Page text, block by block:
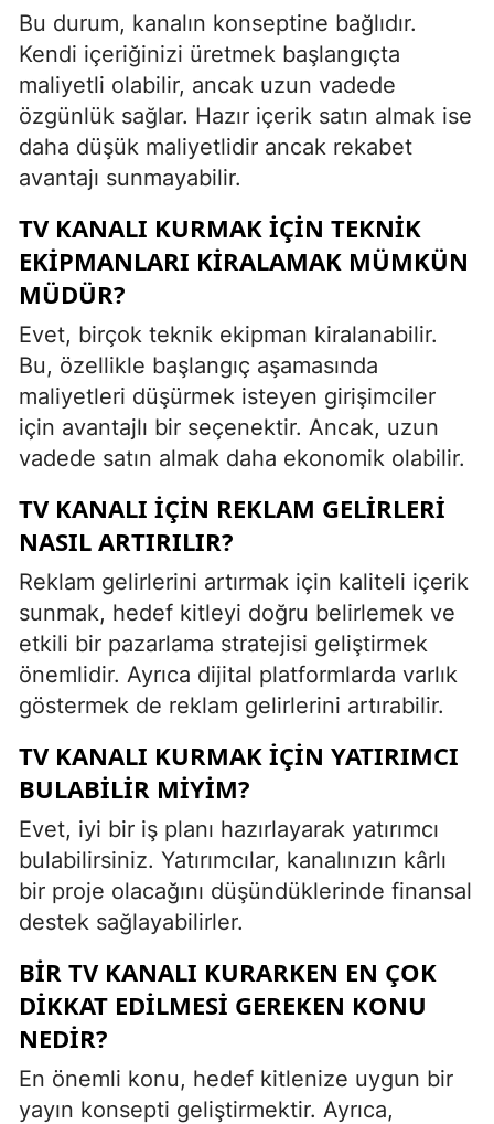
Bu durum, kanalın konseptine bağlıdır.
Kendi içeriğinizi üretmek başlangıçta
maliyetli olabilir, ancak uzun vadede
özgünlük sağlar. Hazır içerik satın almak ise
daha düşük maliyetlidir ancak rekabet
avantajı sunmayabilir.
TV KANALI KURMAK IÇIN TEKNIK
EKIPMANLARI KIRALAMAK MÜMKÜN
MÜDÜR?
Evet, birçok teknik ekipman kiralanabilir.
Bu, özellikle başlangıç aşamasında
maliyetleri düşürmek isteyen girişimciler
için avantajlı bir seçenektir. Ancak, uzun
vadede satın almak daha ekonomik olabilir.
TV KANALI IÇIN REKLAM GELIRLERI
NASIL ARTIRILIR?
Reklam gelirlerini artırmak için kaliteli içerik
sunmak, hedef kitleyi doğru belirlemek ve
etkili bir pazarlama stratejisi geliştirmek
önemlidir. Ayrıca dijital platformlarda varlık
göstermek de reklam gelirlerini artırabilir.
TV KANALI KURMAK IÇIN YATIRIMCI
BULABILIR MIYIM?
Evet, iyi bir iş planı hazırlayarak yatırımcı
bulabilirsiniz. Yatırımcılar, kanalınızın kârlı
bir proje olacağını düşündüklerinde finansal
destek sağlayabilirler.
BIR TV KANALI KURARKEN EN ÇOK
DIKKAT EDILMESI GEREKEN KONU
NEDIR?
En önemli konu, hedef kitlenize uygun bir
yayın konsepti geliştirmektir. Ayrıca,